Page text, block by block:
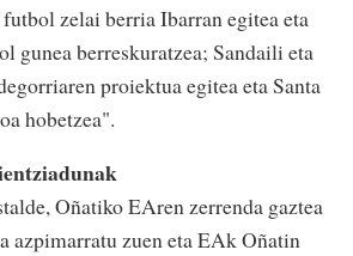
zelai berria Ibarran egitea eta
gunea berreskuratzea; Sandaili eta
proiektua egitea eta Santa
hobetzea".
Oñatiko EAren zerrenda gaztea
azpimarratu zuen eta EAk Oñatin